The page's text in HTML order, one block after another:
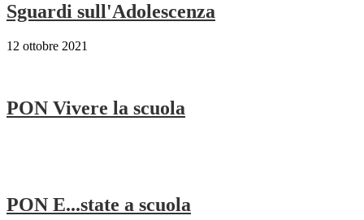
Sguardi sull'Adolescenza
12 ottobre 2021
PON Vivere la scuola
PON E...state a scuola